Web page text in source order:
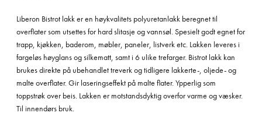
Liberon Bistrot lakk er en høykvalitets polyuretanlakk beregnet til
overflater som utsettes for hard slitasje og vannsøl. Spesielt godt egnet for
trapp, kjøkken, baderom, møbler, paneler, listverk etc. Lakken leveres i
fargeløs høyglans og silkematt, samt i 6 ulike trefarger. Bistrot lakk kan
brukes direkte på ubehandlet treverk og tidligere lakkerte-, oljede- og
malte overflater. Gir laseringseffekt på malte flater. Ypperlig som
toppstrøk over beis. Lakken er motstandsdyktig overfor varme og væsker.
Til innendørs bruk.